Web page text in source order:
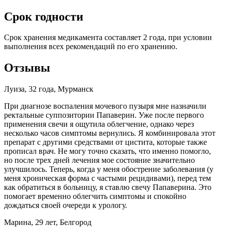
Срок годности
Срок хранения медикамента составляет 2 года, при условии
выполнения всех рекомендаций по его хранению.
Отзывы
Луиза, 32 года, Мурманск
При диагнозе воспаления мочевого пузыря мне назначили
ректальные суппозитории Папаверин. Уже после первого
применения свечи я ощутила облегчение, однако через
несколько часов симптомы вернулись. Я комбинировала этот
препарат с другими средствами от цистита, которые также
прописал врач. Не могу точно сказать, что именно помогло,
но после трех дней лечения мое состояние значительно
улучшилось. Теперь, когда у меня обострение заболевания (у
меня хроническая форма с частыми рецидивами), перед тем
как обратиться в больницу, я ставлю свечу Папаверина. Это
помогает временно облегчить симптомы и спокойно
дождаться своей очереди к урологу.
Марина, 29 лет, Белгород